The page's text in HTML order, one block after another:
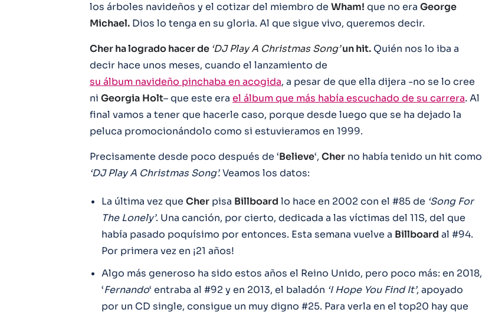
los árboles navideños y el cotizar del miembro de Wham! que no era George
Michael. Dios lo tenga en su gloria. Al que sigue vivo, queremos decir.
Cher ha logrado hacer de ‘DJ Play A Christmas Song’un hit. Quién nos lo iba a
decir hace unos meses, cuando el lanzamiento de
su álbum navideño pinchaba en acogida, a pesar de que ella dijera -no se lo cree
ni Georgia Holt– que este era el álbum que más había escuchado de su carrera. Al
final vamos a tener que hacerle caso, porque desde luego que se ha dejado la
peluca promocionándolo como si estuvieramos en 1999.
Precisamente desde poco después de ‘Believe‘, Cher no había tenido un hit como
‘DJ Play A Christmas Song’.Veamos los datos:
La última vez que Cher pisa Billboard lo hace en 2002 con el #85 de ‘Song For
The Lonely’. Una canción, por cierto, dedicada a las víctimas del 11S, del que
había pasado poquísimo por entonces. Esta semana vuelve a Billboard al #94.
Por primera vez en ¡21 años!
Algo más generoso ha sido estos años el Reino Unido, pero poco más: en 2018,
‘Fernando‘ entraba al #92 y en 2013, el baladón ‘I Hope You Find It’, apoyado
por un CD single, consigue un muy digno #25. Para verla en el top20 hay que